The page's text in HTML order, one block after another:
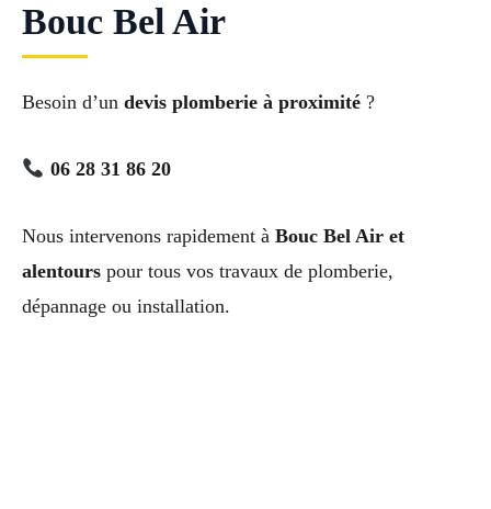
Bouc Bel Air
Besoin d’un devis plomberie à proximité ?
06 28 31 86 20
Nous intervenons rapidement à Bouc Bel Air et
alentours pour tous vos travaux de plomberie,
dépannage ou installation.